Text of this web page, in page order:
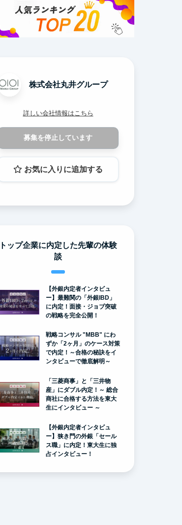
株式会社丸井グループ
詳しい会社情報はこちら
募集を停止しています
お気に入りに追加する
トップ企業に内定した先輩の体験
談
【外銀内定者インタビュ
ー】最難関の「外銀IBD」
に内定！面接・ジョブ突破
の戦略を完全公開！
戦略コンサル "MBB" にわ
ずか「2ヶ月」のケース対策
で内定！～合格の秘訣をイ
ンタビューで徹底解明～
「三菱商事」と「三井物
産」にダブル内定！～ 総合
商社に合格する方法を東大
生にインタビュー ～
【外銀内定者インタビュ
ー】狭き門の外銀「セール
ス職」に内定！東大生に独
占インタビュー！